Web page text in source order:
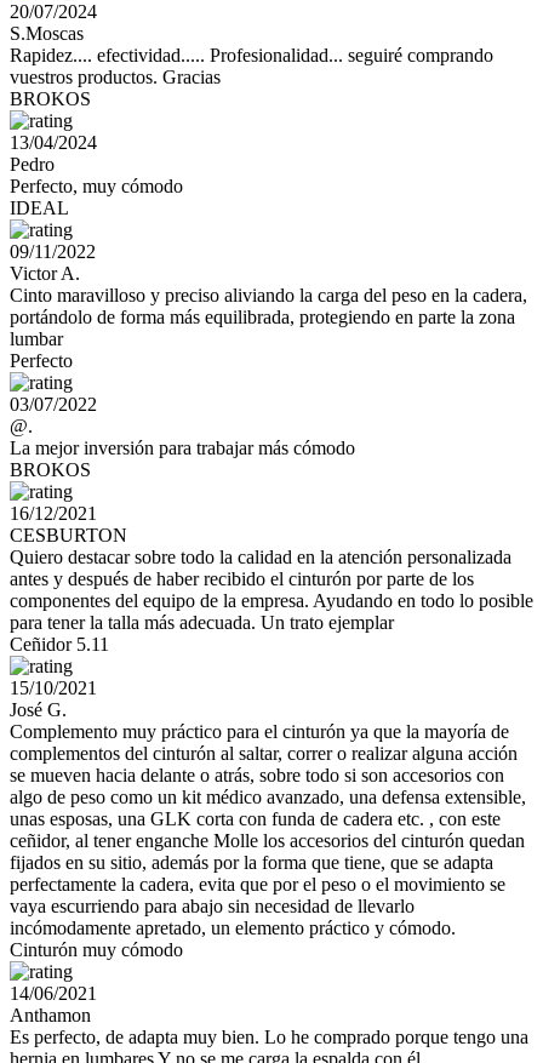
20/07/2024
S.Moscas
Rapidez.... efectividad..... Profesionalidad... seguiré comprando
vuestros productos. Gracias
BROKOS
13/04/2024
Pedro
Perfecto, muy cómodo
IDEAL
09/11/2022
Victor A.
Cinto maravilloso y preciso aliviando la carga del peso en la cadera,
portándolo de forma más equilibrada, protegiendo en parte la zona
lumbar
Perfecto
03/07/2022
@.
La mejor inversión para trabajar más cómodo
BROKOS
16/12/2021
CESBURTON
Quiero destacar sobre todo la calidad en la atención personalizada
antes y después de haber recibido el cinturón por parte de los
componentes del equipo de la empresa. Ayudando en todo lo posible
para tener la talla más adecuada. Un trato ejemplar
Ceñidor 5.11
15/10/2021
José G.
Complemento muy práctico para el cinturón ya que la mayoría de
complementos del cinturón al saltar, correr o realizar alguna acción
se mueven hacia delante o atrás, sobre todo si son accesorios con
algo de peso como un kit médico avanzado, una defensa extensible,
unas esposas, una GLK corta con funda de cadera etc. , con este
ceñidor, al tener enganche Molle los accesorios del cinturón quedan
fijados en su sitio, además por la forma que tiene, que se adapta
perfectamente la cadera, evita que por el peso o el movimiento se
vaya escurriendo para abajo sin necesidad de llevarlo
incómodamente apretado, un elemento práctico y cómodo.
Cinturón muy cómodo
14/06/2021
Anthamon
Es perfecto, de adapta muy bien. Lo he comprado porque tengo una